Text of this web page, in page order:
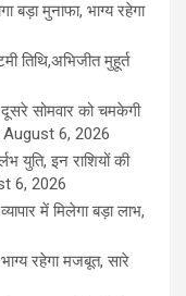
बड़ा मुनाफा, भाग्य रहेगा
तिथि,अभिजीत मुहूर्त
सोमवार को चमकेगी
August 6, 2026
युति, इन राशियों की
6, 2026
में मिलेगा बड़ा लाभ,
रहेगा मजबूत, सारे